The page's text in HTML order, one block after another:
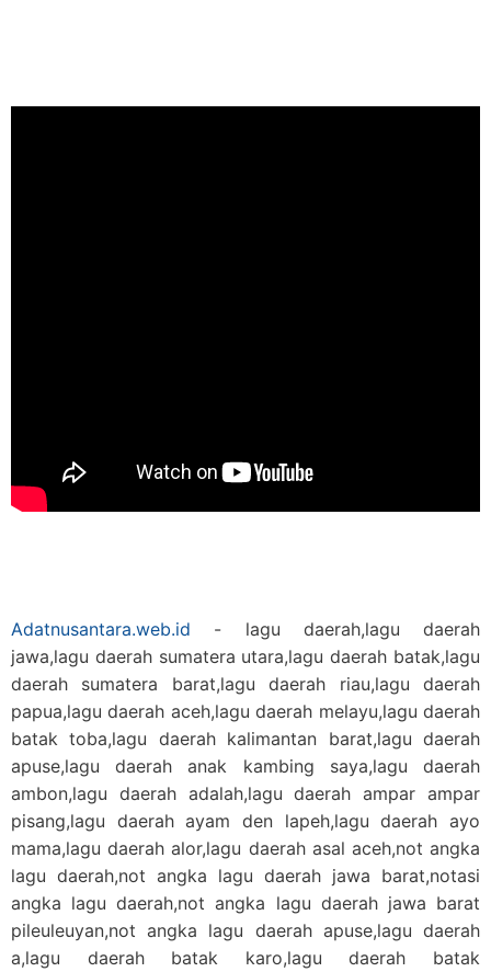
Adatnusantara.web.id - lagu daerah,lagu daerah
jawa,lagu daerah sumatera utara,lagu daerah batak,lagu
daerah sumatera barat,lagu daerah riau,lagu daerah
papua,lagu daerah aceh,lagu daerah melayu,lagu daerah
batak toba,lagu daerah kalimantan barat,lagu daerah
apuse,lagu daerah anak kambing saya,lagu daerah
ambon,lagu daerah adalah,lagu daerah ampar ampar
pisang,lagu daerah ayam den lapeh,lagu daerah ayo
mama,lagu daerah alor,lagu daerah asal aceh,not angka
lagu daerah,not angka lagu daerah jawa barat,notasi
angka lagu daerah,not angka lagu daerah jawa barat
pileuleuyan,not angka lagu daerah apuse,lagu daerah
a,lagu daerah batak karo,lagu daerah batak